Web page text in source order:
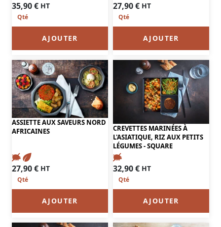
35,90€ HT
AJOUTER
27,90€ HT
AJOUTER
ASSIETTE AUX SAVEURS NORD
AFRICAINES
27,90€ HT
AJOUTER
CREVETTES MARINÉES À
L'ASIATIQUE, RIZ AUX PETITS
LÉGUMES - SQUARE
32,90€ HT
AJOUTER